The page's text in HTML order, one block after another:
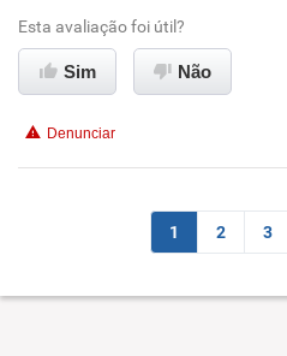
Benefícios
Não recomenda esta empresa
Não recomenda a diretoria
Esta avaliação foi útil?
Sim Não
Denunciar
1 2 3